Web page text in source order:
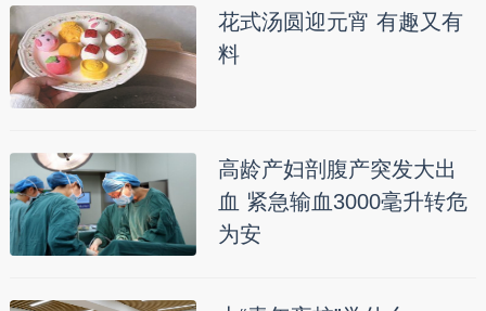
花式汤圆迎元宵 有趣又有
料
高龄产妇剖腹产突发大出
血 紧急输血3000毫升转危
为安